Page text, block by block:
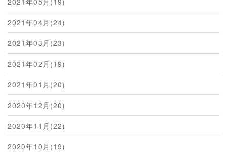
2021年04月(24)
2021年03月(23)
2021年02月(19)
2021年01月(20)
2020年12月(20)
2020年11月(22)
2020年10月(19)